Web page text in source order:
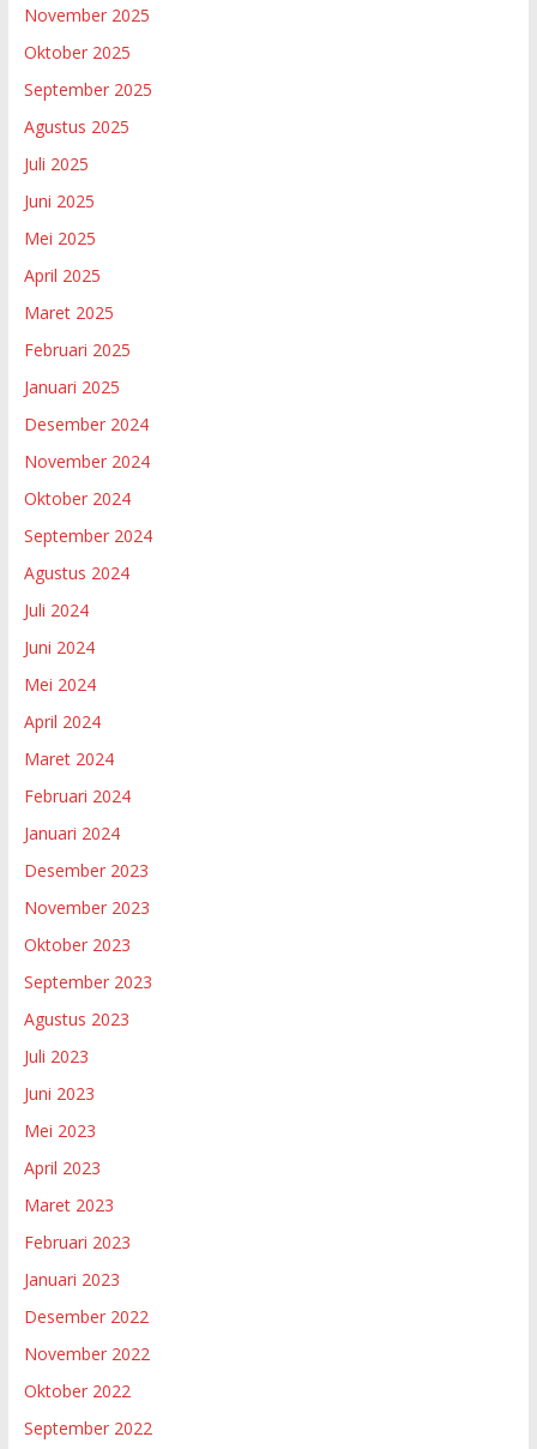
November 2025
Oktober 2025
September 2025
Agustus 2025
Juli 2025
Juni 2025
Mei 2025
April 2025
Maret 2025
Februari 2025
Januari 2025
Desember 2024
November 2024
Oktober 2024
September 2024
Agustus 2024
Juli 2024
Juni 2024
Mei 2024
April 2024
Maret 2024
Februari 2024
Januari 2024
Desember 2023
November 2023
Oktober 2023
September 2023
Agustus 2023
Juli 2023
Juni 2023
Mei 2023
April 2023
Maret 2023
Februari 2023
Januari 2023
Desember 2022
November 2022
Oktober 2022
September 2022